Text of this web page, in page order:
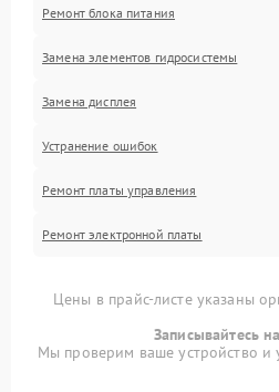
Ремонт блока питания
Замена элементов гидросистемы
Замена дисплея
Устранение ошибок
Ремонт платы управления
Ремонт электронной платы
Цены в прайс-листе указаны
Записывайтесь
Мы проверим ваше устройство и